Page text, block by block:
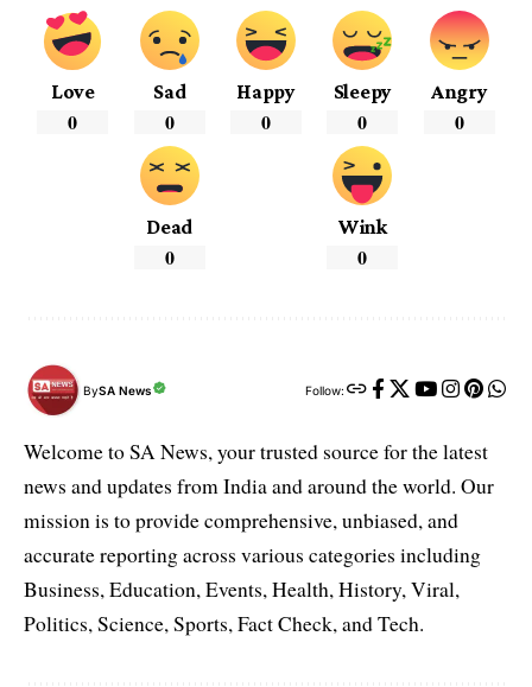
Love
0
Sad
0
Happy
0
Sleepy
0
Angry
0
Dead
0
Wink
0
BySA News Follow:
Welcome to SA News, your trusted source for the latest
news and updates from India and around the world. Our
mission is to provide comprehensive, unbiased, and
accurate reporting across various categories including
Business, Education, Events, Health, History, Viral,
Politics, Science, Sports, Fact Check, and Tech.